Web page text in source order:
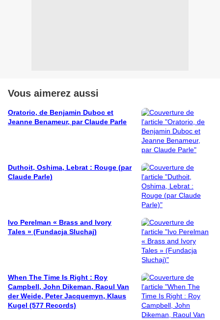
Vous aimerez aussi
Oratorio, de Benjamin Duboc et
Jeanne Benameur, par Claude Parle
Duthoit, Oshima, Lebrat : Rouge (par
Claude Parle)
Ivo Perelman « Brass and Ivory
Tales » (Fundacja Sluchaj)
When The Time Is Right : Roy
Campbell, John Dikeman, Raoul Van
der Weide, Peter Jacquemyn, Klaus
Kugel (577 Records)